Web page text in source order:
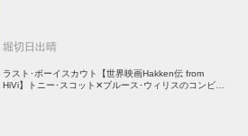
堀切日出晴
ラスト･ボーイスカウト【世界映画Hakken伝 from
HiVi】トニー･スコット✕ブルース･ウィリスのコンビが